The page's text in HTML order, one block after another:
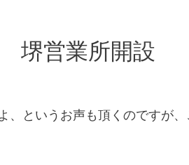
営業所開設
、というお声も頂くのですが